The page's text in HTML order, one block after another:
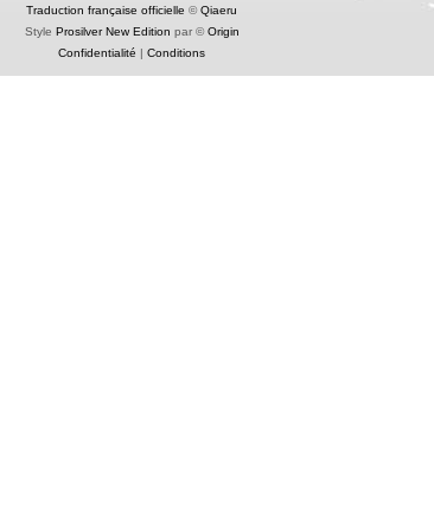
Traduction française officielle ©Qiaeru
Style Prosilver New Edition par ©Origin
Confidentialité | Conditions